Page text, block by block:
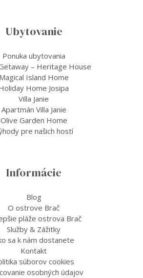
Ubytovanie
Ponuka ubytovania
– Heritage House
Magical Island Home
Home Josipa
Villa Janie
Apartmán Villa Janie
Olive Garden Home
pre našich hostí
Informácie
Blog
O ostrove Brač
pláže ostrova Brač
Služby & Zážitky
sa k nám dostanete
Kontakt
súborov cookies
osobných údajov